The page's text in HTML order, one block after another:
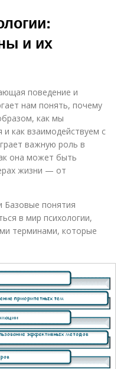
и их
поведение и
нам понять, почему
как мы
как взаимодействуем с
важную роль в
она может быть
жизни — от
Базовые понятия
в мир психологии,
терминами, которые